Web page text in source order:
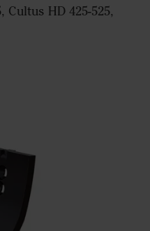
Cultus HD 425-525,